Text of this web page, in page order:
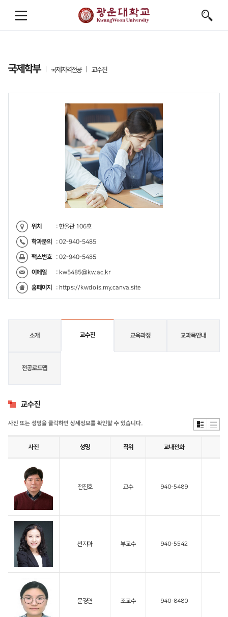
국제학부 국제지역전공 교수진
위치 : 한울관 106호
학과문의 : 02-940-5485
팩스번호 : 02-940-5485
이메일 : kw5485@kw.ac.kr
홈페이지 : https://kwdois.my.canva.site
소개 교수진 교육과정 교과목안내
전공로드맵
수
진 교수진
사진 또는 성명을 클릭하면 상세정보를 확인할 수 있습니다.
사진 성명 직위 교내전화
전진호 교수 940-5489
션지아 부교수 940-5542
문경연 조교수 940-8480